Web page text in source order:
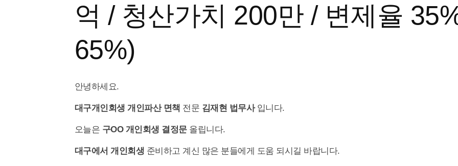
억 / 청산가치 200만 / 변제율
65%)
안녕하세요.
대구개인회생 개인파산 면책 전문 김재현 법무사입니다.
오늘은 구OO 개인회생 결정문올립니다.
대구에서 개인회생 준비하고 계신 많은 분들에게 도움 되시길 바랍니다.